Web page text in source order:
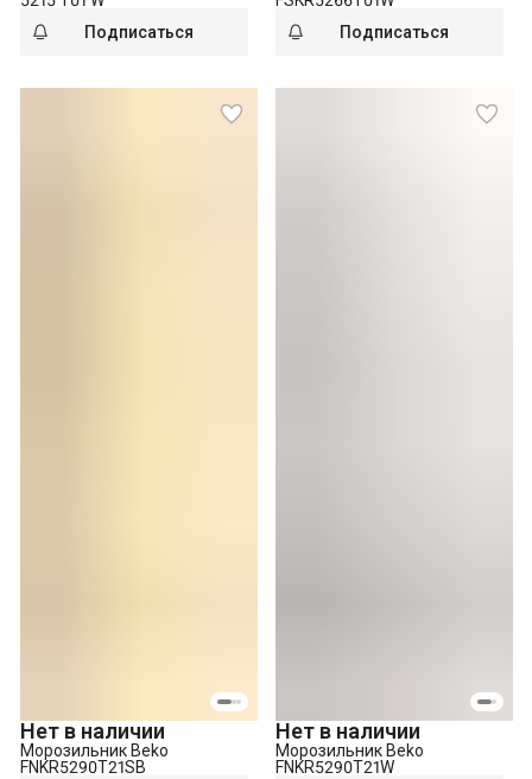
Подписаться
Подписаться
Нет в наличии
Морозильник Beko
FNKR5290T21SB
Нет в наличии
Морозильник Beko
FNKR5290T21W